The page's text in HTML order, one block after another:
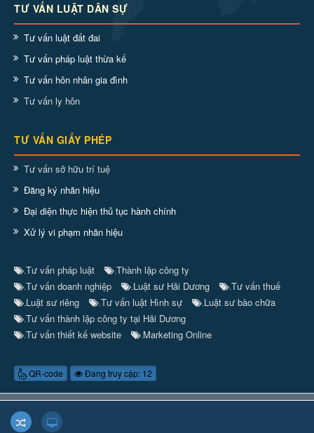
TƯ VẤN LUẬT DÂN SỰ
Tư vấn luật đất đai
Tư vấn pháp luật thừa kế
Tư vấn hôn nhân gia đình
Tư vấn ly hôn
TƯ VẤN GIẤY PHÉP
Tư vấn sở hữu trí tuệ
Đăng ký nhãn hiệu
Đại diện thực hiện thủ tục hành chính
Xử lý vi phạm nhãn hiệu
Tư vấn pháp luật Thành lập công ty
Tư vấn doanh nghiệp Luật sư Hải Dương Tư vấn thuế
Luật sư riêng Tư vấn luật Hình sự Luật sư bào chữa
Tư vấn thành lập công ty tại Hải Dương
Tư vấn thiết kế website Marketing Online
QR-code Đang truy cập: 12